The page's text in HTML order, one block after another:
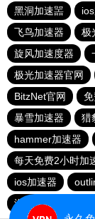
黑洞加速噐
飞鸟加速器
极
旋风加速度器
极光加速器官网
BitzNet官网
暴雪加速器
猎
hammer加速器
每天免费2小时加
ios加速器
海鸥加速器